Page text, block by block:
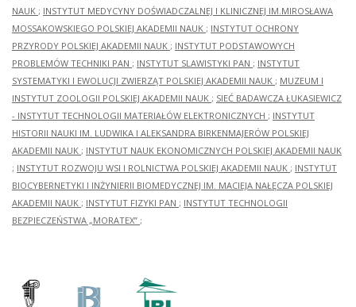
NAUK ; INSTYTUT MEDYCYNY DOŚWIADCZALNEJ I KLINICZNEJ IM.MIROSŁAWA
MOSSAKOWSKIEGO POLSKIEJ AKADEMII NAUK ; INSTYTUT OCHRONY
PRZYRODY POLSKIEJ AKADEMII NAUK ; INSTYTUT PODSTAWOWYCH
PROBLEMÓW TECHNIKI PAN ; INSTYTUT SLAWISTYKI PAN ; INSTYTUT
SYSTEMATYKI I EWOLUCJI ZWIERZĄT POLSKIEJ AKADEMII NAUK ; MUZEUM I
INSTYTUT ZOOLOGII POLSKIEJ AKADEMII NAUK ; SIEĆ BADAWCZA ŁUKASIEWICZ
- INSTYTUT TECHNOLOGII MATERIAŁÓW ELEKTRONICZNYCH ; INSTYTUT
HISTORII NAUKI IM. LUDWIKA I ALEKSANDRA BIRKENMAJERÓW POLSKIEJ
AKADEMII NAUK ; INSTYTUT NAUK EKONOMICZNYCH POLSKIEJ AKADEMII NAUK
; INSTYTUT ROZWOJU WSI I ROLNICTWA POLSKIEJ AKADEMII NAUK ; INSTYTUT
BIOCYBERNETYKI I INŻYNIERII BIOMEDYCZNEJ IM. MACIEJA NAŁĘCZA POLSKIEJ
AKADEMII NAUK ; INSTYTUT FIZYKI PAN ; INSTYTUT TECHNOLOGII
BEZPIECZEŃSTWA „MORATEX” ;